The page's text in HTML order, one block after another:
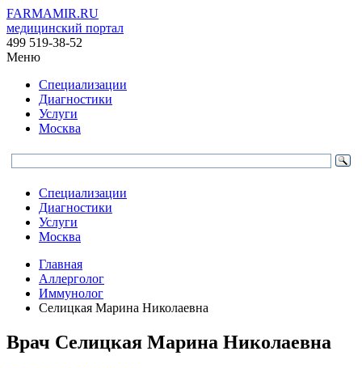
FARMAMIR.RU
медицинский портал
499 519-38-52
Меню
Специализации
Диагностики
Услуги
Москва
Специализации
Диагностики
Услуги
Москва
Главная
Аллерголог
Иммунолог
Селицкая Марина Николаевна
Врач Селицкая Марина Николаевна